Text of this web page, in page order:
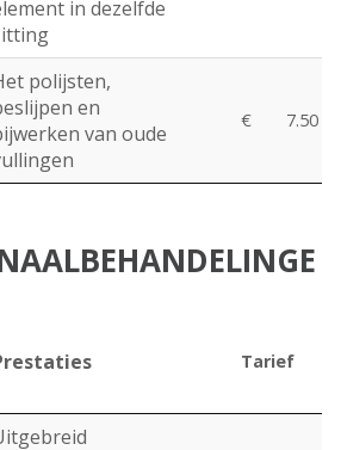
in dezelfde
polijsten,
en
van oude
€ 7.50
Tarief